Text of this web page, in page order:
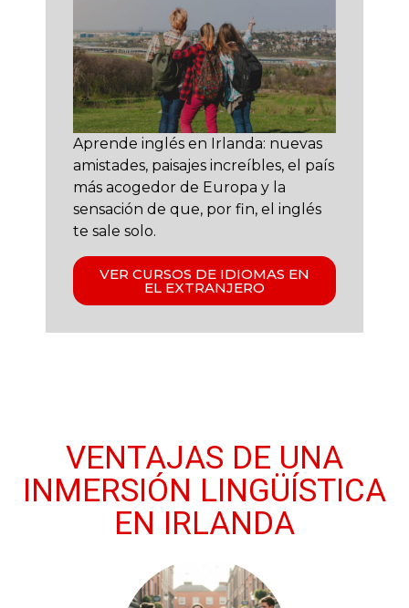
Aprende inglés en Irlanda: nuevas
amistades, paisajes increíbles, el país
más acogedor de Europa y la
sensación de que, por fin, el inglés
te sale solo.
VER CURSOS DE IDIOMAS EN
EL EXTRANJERO
VENTAJAS DE UNA
INMERSIÓN LINGÜÍSTICA
EN IRLANDA